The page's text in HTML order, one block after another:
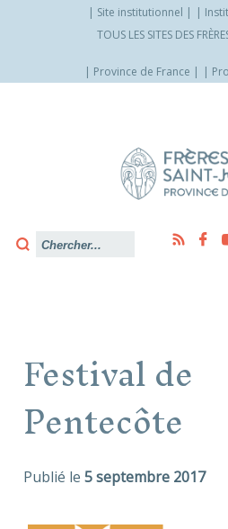
Site institutionnel
TOUS LES SITES DES
Province de France
Festival de
Pentecôte
Publié le 5 septembre 2017